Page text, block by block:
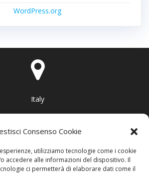
Consenso Cookie
utilizziamo tecnologie come i cookie
accedere alle informazioni del dispositivo. Il
ci permetterà di elaborare dati come il
WordPress.org
Italy
info@area51garage.it